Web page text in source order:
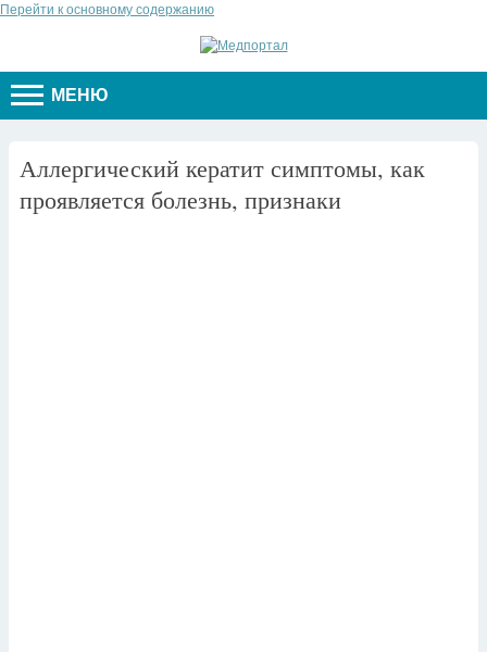
Перейти к основному содержанию
МЕНЮ
Аллергический кератит симптомы, как
проявляется болезнь, признаки